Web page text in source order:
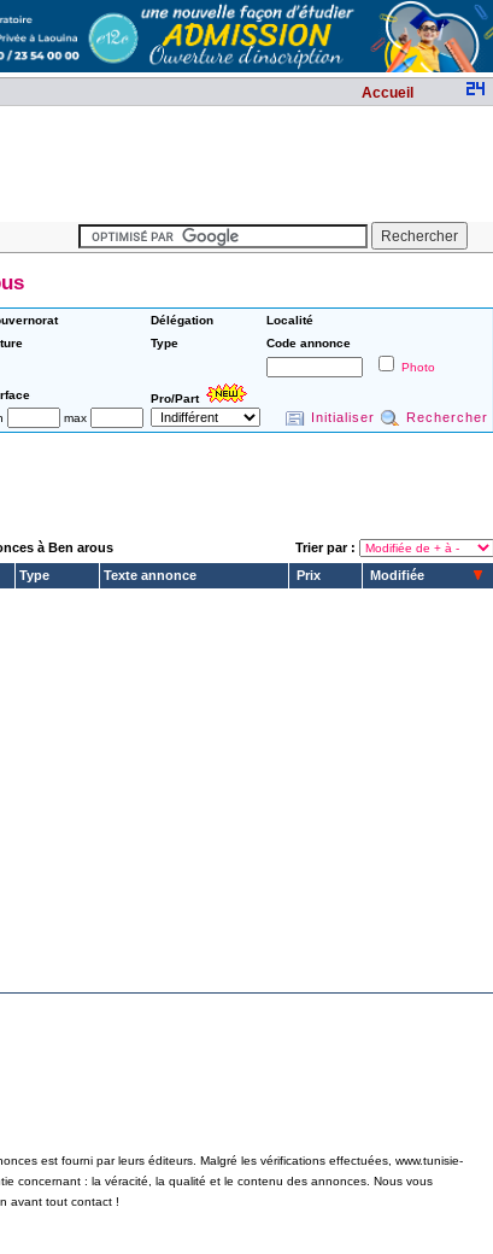
Accueil
Délégation
Localité
Type
Code annonce
Photo
Pro/Part
max Initialiser Rechercher
à Ben arous
Trier par :
Type Texte annonce Prix Modifiée
est fourni par leurs éditeurs. Malgré les vérifications effectuées, www.tunisie-
concernant : la véracité, la qualité et le contenu des annonces. Nous vous
avant tout contact !